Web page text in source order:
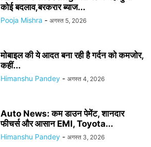
कोई बदलाव,बरकरार ब्याज...
Pooja Mishra - अगस्त 5, 2026
मोबाइल की ये आदत बना रही है गर्दन को कमजोर,
कहीं...
Himanshu Pandey - अगस्त 4, 2026
Auto News: कम डाउन पेमेंट, शानदार
फीचर्स और आसान EMI, Toyota...
Himanshu Pandey - अगस्त 3, 2026